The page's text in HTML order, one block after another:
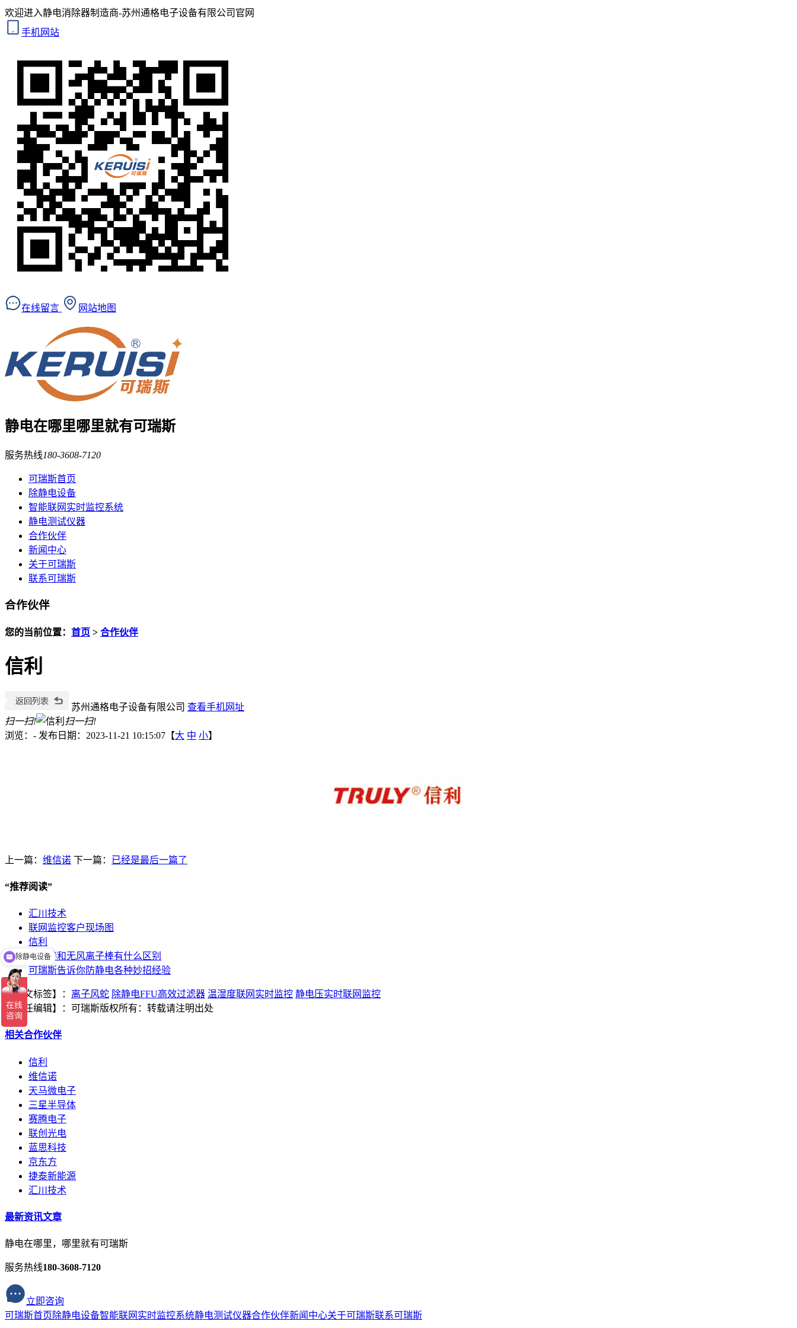
欢迎进入静电消除器制造商-苏州通格电子设备有限公司官网
手机网站
在线留言 网站地图
静电在哪里哪里就有可瑞斯
服务热线180-3608-7120
可瑞斯首页
除静电设备
智能联网实时监控系统
静电测试仪器
合作伙伴
新闻中心
关于可瑞斯
联系可瑞斯
合作伙伴
您的当前位置： 首页 > 合作伙伴
信利
苏州通格电子设备有限公司 查看手机网址
扫一扫!
扫一扫!
浏览： - 发布日期：2023-11-21 10:15:07【大 中 小】
上一篇： 维信诺 下一篇： 已经是最后一篇了
“推荐阅读”
汇川技术
联网监控客户现场图
信利
离子棒和无风离子棒有什么区别
可瑞斯告诉你防静电各种妙招经验
【本文标签】： 离子风蛇 除静电FFU高效过滤器 温湿度联网实时监控 静电压实时联网监控
【责任编辑】： 可瑞斯版权所有： 转载请注明出处
相关合作伙伴
信利
维信诺
天马微电子
三星半导体
赛腾电子
联创光电
蓝思科技
京东方
捷泰新能源
汇川技术
最新资讯文章
静电在哪里，哪里就有可瑞斯
服务热线180-3608-7120
立即咨询
可瑞斯首页除静电设备智能联网实时监控系统静电测试仪器合作伙伴新闻中心关于可瑞斯联系可瑞斯
除静电设备